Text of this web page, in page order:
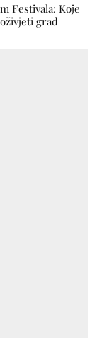
Festivala: Koje
grad